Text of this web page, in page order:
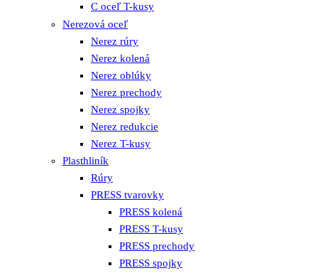
C oceľ T-kusy
Nerezová oceľ
Nerez rúry
Nerez kolená
Nerez oblúky
Nerez prechody
Nerez spojky
Nerez redukcie
Nerez T-kusy
Plasthliník
Rúry
PRESS tvarovky
PRESS kolená
PRESS T-kusy
PRESS prechody
PRESS spojky